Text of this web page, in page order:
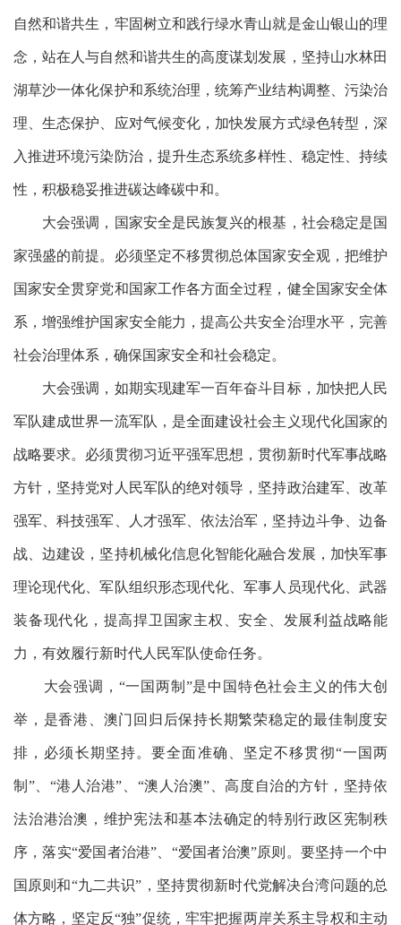
自然和谐共生，牢固树立和践行绿水青山就是金山银山的理
念，站在人与自然和谐共生的高度谋划发展，坚持山水林田
湖草沙一体化保护和系统治理，统筹产业结构调整、污染治
理、生态保护、应对气候变化，加快发展方式绿色转型，深
入推进环境污染防治，提升生态系统多样性、稳定性、持续
性，积极稳妥推进碳达峰碳中和。
大会强调，国家安全是民族复兴的根基，社会稳定是国
家强盛的前提。必须坚定不移贯彻总体国家安全观，把维护
国家安全贯穿党和国家工作各方面全过程，健全国家安全体
系，增强维护国家安全能力，提高公共安全治理水平，完善
社会治理体系，确保国家安全和社会稳定。
大会强调，如期实现建军一百年奋斗目标，加快把人民
军队建成世界一流军队，是全面建设社会主义现代化国家的
战略要求。必须贯彻习近平强军思想，贯彻新时代军事战略
方针，坚持党对人民军队的绝对领导，坚持政治建军、改革
强军、科技强军、人才强军、依法治军，坚持边斗争、边备
战、边建设，坚持机械化信息化智能化融合发展，加快军事
理论现代化、军队组织形态现代化、军事人员现代化、武器
装备现代化，提高捍卫国家主权、安全、发展利益战略能
力，有效履行新时代人民军队使命任务。
大会强调， “一国两制”是中国特色社会主义的伟大创
举，是香港、澳门回归后保持长期繁荣稳定的最佳制度安
排，必须长期坚持。要全面准确、坚定不移贯彻“一国两
制”、“港人治港”、“澳人治澳”、高度自治的方针，坚持依
法治港治澳，维护宪法和基本法确定的特别行政区宪制秩
序，落实“爱国者治港”、“爱国者治澳”原则。要坚持一个中
国原则和“九二共识”，坚持贯彻新时代党解决台湾问题的总
体方略，坚定反“独”促统，牢牢把握两岸关系主导权和主动